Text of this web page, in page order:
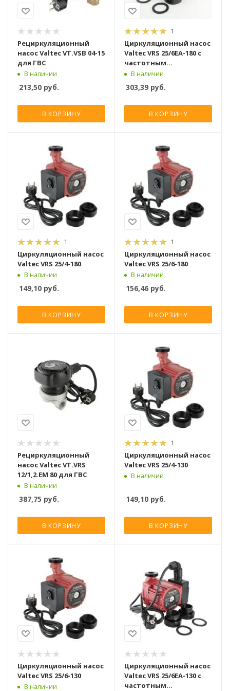
Рециркуляционный
насос Valtec VT.VSB 04-15
для ГВС
В наличии
213,50 руб.
В КОРЗИНУ
1
Циркуляционный насос
Valtec VRS 25/6EA-180 c
частотным
регулированием
В наличии
303,39 руб.
В КОРЗИНУ
1
Циркуляционный насос
Valtec VRS 25/4-180
В наличии
149,10 руб.
В КОРЗИНУ
1
Циркуляционный насос
Valtec VRS 25/6-180
В наличии
156,46 руб.
В КОРЗИНУ
Рециркуляционный
насос Valtec VT.VRS
12/1,2.EM 80 для ГВС
В наличии
387,75 руб.
В КОРЗИНУ
1
Циркуляционный насос
Valtec VRS 25/4-130
В наличии
149,10 руб.
В КОРЗИНУ
Циркуляционный насос
Valtec VRS 25/6-130
В наличии
Циркуляционный насос
Valtec VRS 25/6EA-130 c
частотным